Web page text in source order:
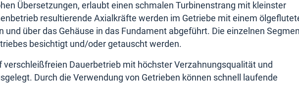
Übersetzungen, erlaubt einen schmalen Turbinenstrang mit kleinster
resultierende Axialkräfte werden im Getriebe mit einem
und über das Gehäuse in das Fundament abgeführt. Die einzelnen
besichtigt und/oder getauscht werden.
Dauerbetrieb mit höchster Verzahnungsqualität und
Durch die Verwendung von Getrieben können schnell laufende